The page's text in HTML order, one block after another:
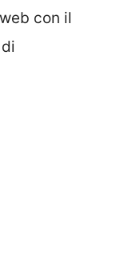
con il